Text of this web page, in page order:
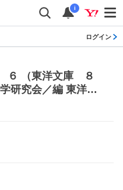
i
ログイン
（東洋文庫 ８
研究会／編 東洋古